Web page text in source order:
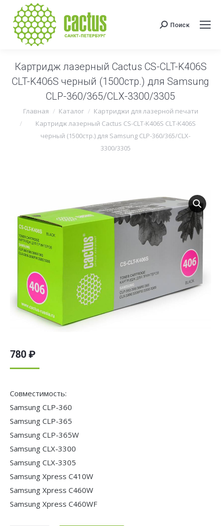
Поиск:
Поиск
Картридж лазерный Cactus CS-CLT-K406S
CLT-K406S черный (1500стр.) для Samsung
CLP-360/365/CLX-3300/3305
Вы здесь:
Главная Каталог
Картриджи для лазерной печати
Картридж лазерный Cactus CS-CLT-K406S CLT-K406S
черный (1500стр.) для Samsung CLP-360/365/CLX-
3300/3305
780 ₽
Совместимость:
Samsung CLP-360
Samsung CLP-365
Samsung CLP-365W
Samsung CLX-3300
Samsung CLX-3305
Samsung Xpress C410W
Samsung Xpress C460W
Samsung Xpress C460WF